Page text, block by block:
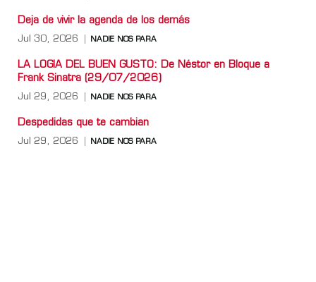
Deja de vivir la agenda de los demás
Jul 30, 2026 NADIE NOS PARA
LA LOGIA DEL BUEN GUSTO: De Néstor en Bloque a
Frank Sinatra (29/07/2026)
Jul 29, 2026 NADIE NOS PARA
Despedidas que te cambian
Jul 29, 2026 NADIE NOS PARA